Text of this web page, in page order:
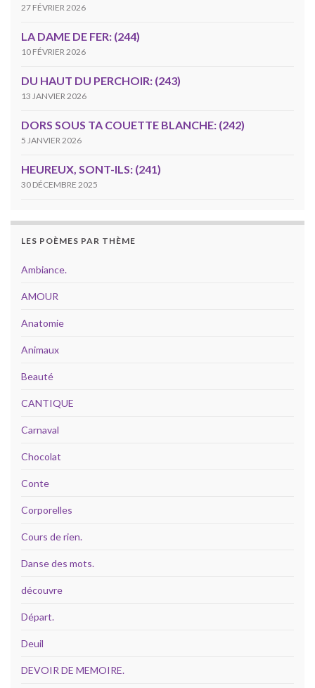
27 FÉVRIER 2026
LA DAME DE FER: (244)
10 FÉVRIER 2026
DU HAUT DU PERCHOIR: (243)
13 JANVIER 2026
DORS SOUS TA COUETTE BLANCHE: (242)
5 JANVIER 2026
HEUREUX, SONT-ILS: (241)
30 DÉCEMBRE 2025
LES POÈMES PAR THÈME
Ambiance.
AMOUR
Anatomie
Animaux
Beauté
CANTIQUE
Carnaval
Chocolat
Conte
Corporelles
Cours de rien.
Danse des mots.
découvre
Départ.
Deuil
DEVOIR DE MEMOIRE.